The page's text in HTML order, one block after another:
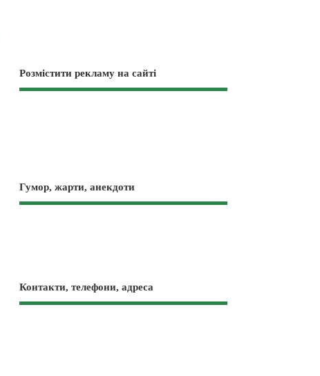
Розмістити рекламу на сайті
Гумор, жарти, анекдоти
Контакти, телефони, адреса